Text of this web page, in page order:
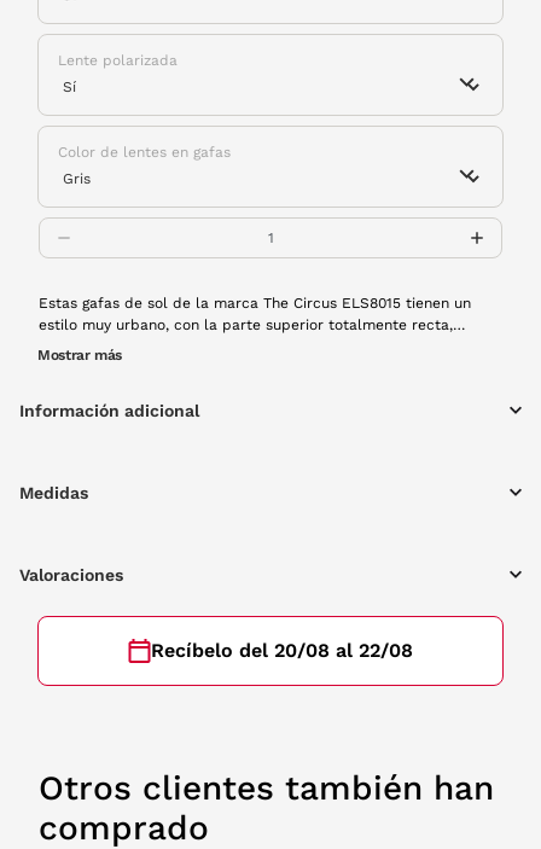
Lente polarizada
Color de lentes en gafas
Estas gafas de sol de la marca The Circus ELS8015 tienen un
estilo muy urbano, con la parte superior totalmente recta,
siguiendo las tendencias de esta temporada. Estan fabricadas
cualquier reflejo!. Elevarán cualquiera de tus looks, sin perder el
Mostrar más
Información adicional
Medidas
Valoraciones
Recíbelo del 20/08 al 22/08
Otros clientes también han
comprado